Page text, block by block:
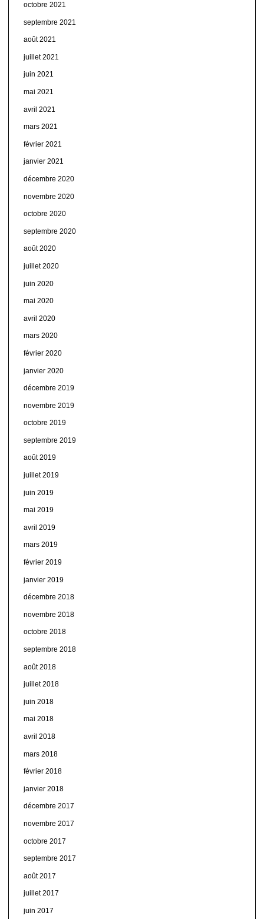
octobre 2021
septembre 2021
août 2021
juillet 2021
juin 2021
mai 2021
avril 2021
mars 2021
février 2021
janvier 2021
décembre 2020
novembre 2020
octobre 2020
septembre 2020
août 2020
juillet 2020
juin 2020
mai 2020
avril 2020
mars 2020
février 2020
janvier 2020
décembre 2019
novembre 2019
octobre 2019
septembre 2019
août 2019
juillet 2019
juin 2019
mai 2019
avril 2019
mars 2019
février 2019
janvier 2019
décembre 2018
novembre 2018
octobre 2018
septembre 2018
août 2018
juillet 2018
juin 2018
mai 2018
avril 2018
mars 2018
février 2018
janvier 2018
décembre 2017
novembre 2017
octobre 2017
septembre 2017
août 2017
juillet 2017
juin 2017